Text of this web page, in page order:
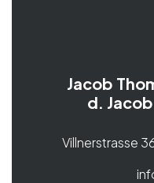
Jacob
d.
Villnerstrasse